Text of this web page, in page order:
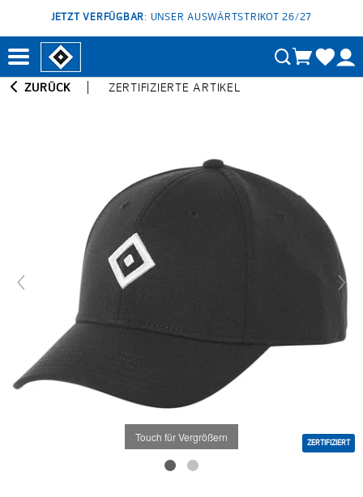
JETZT VERFÜGBAR: UNSER AUSWÄRTSTRIKOT 26/27
ZURÜCK ZERTIFIZIERTE ARTIKEL
Touch für Vergrößern ZERTIFIZIERT